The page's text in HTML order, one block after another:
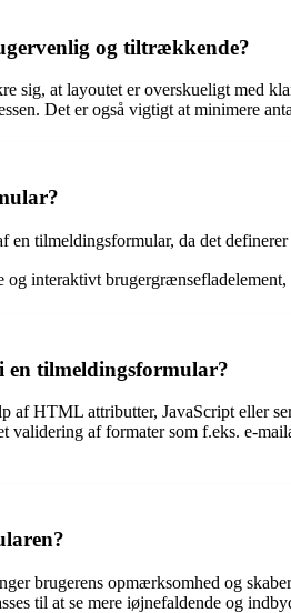
og tiltrækkende?
at layoutet er overskueligt med
Det er også vigtigt at minimere
tilmeldingsformular, da det
interaktivt
en tilmeldingsformular?
HTML attributter, JavaScript eller
af formater som f.eks. e-
brugerens opmærksomhed og
til at se mere iøjnefaldende og